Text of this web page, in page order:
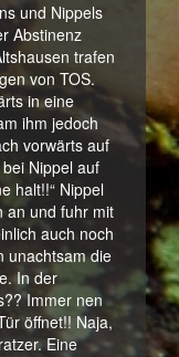
und Nippels
Abstinenz
trafen
von TOS.
in eine
ihm jedoch
vorwärts auf
Nippel auf
halt!!“ Nippel
an und fuhr mit
auch noch
unachtsam die
In der
Immer nen
öffnet!! Naja,
Eine